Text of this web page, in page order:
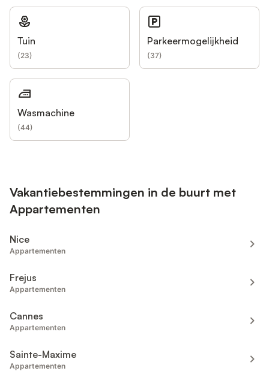
Tuin
(23)
Parkeermogelijkheid
(37)
Wasmachine
(44)
Vakantiebestemmingen in de buurt met
Appartementen
Nice
Appartementen
Frejus
Appartementen
Cannes
Appartementen
Sainte-Maxime
Appartementen